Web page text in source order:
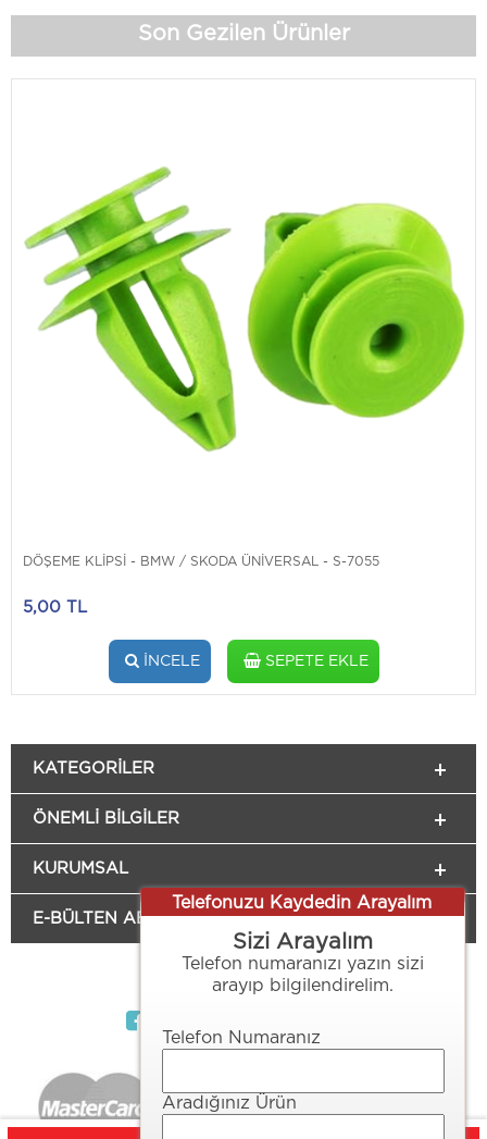
Son Gezilen Ürünler
DÖŞEME KLİPSİ - BMW / SKODA ÜNİVERSAL - S-7055
5,00 TL
İNCELE SEPETE EKLE
KATEGORILER
ÖNEMLI BILGILER
KURUMSAL
E-BÜLTEN ABONELİĞİ
Sosyal Medya
Telefonuzu Kaydedin Arayalım
Sizi Arayalım
Telefon numaranızı yazın sizi
arayıp bilgilendirelim.
Telefon Numaranız
Aradığınız Ürün